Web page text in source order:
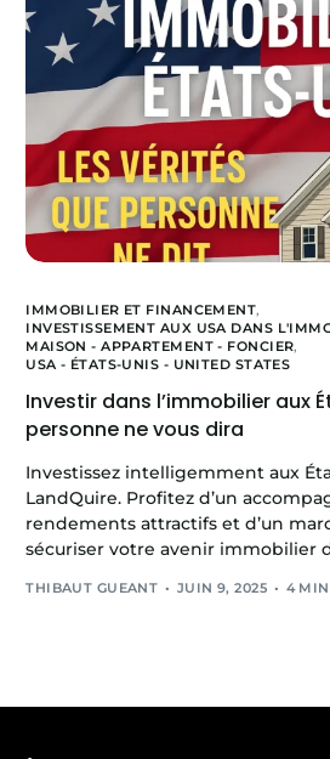
IMMOBILIER ET FINANCEMENT,
INVESTISSEMENT AUX USA DANS
MAISON - APPARTEMENT - FONCIER,
USA - ÉTATS-UNIS - UNITED STATES
Investir dans l’immobilier aux
personne ne vous dira
Investissez intelligemment aux
LandQuire. Profitez d’un
rendements attractifs et d’un
sécuriser votre avenir immobilier
THIBAUT GUEANT JUIN 9, 2025 4